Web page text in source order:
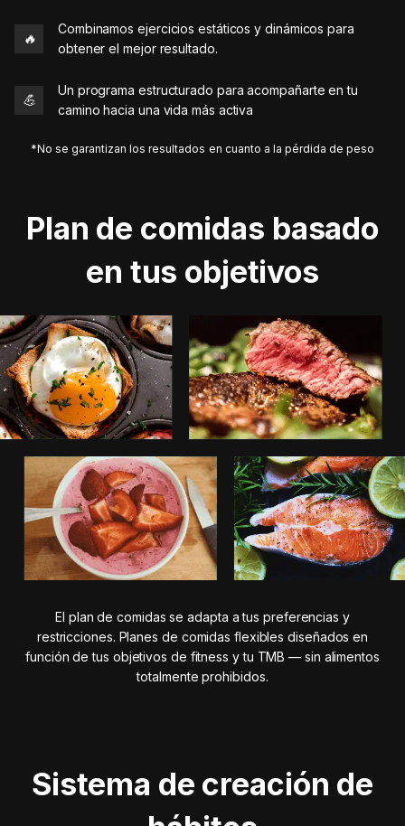
🔥
Combinamos ejercicios estáticos y dinámicos para
obtener el mejor resultado.
💪
Un programa estructurado para acompañarte en tu
camino hacia una vida más activa
*No se garantizan los resultados en cuanto a la pérdida de peso
Plan de comidas basado
en tus objetivos
El plan de comidas se adapta a tus preferencias y
restricciones. Planes de comidas flexibles diseñados en
función de tus objetivos de fitness y tu TMB — sin alimentos
totalmente prohibidos.
Sistema de creación de